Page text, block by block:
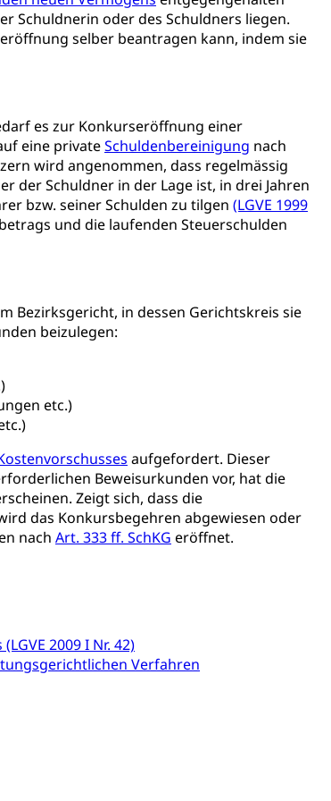
Schuldnerin oder des Schuldners liegen.
selber beantragen kann, indem sie
es zur Konkurseröffnung einer
eine privateSchuldenbereinigung nach
wird angenommen, dass regelmässig
der Schuldner in der Lage ist, in drei Jahren
bzw. seiner Schulden zu tilgen (LGVE 1999
und die laufenden Steuerschulden
Bezirksgericht, in dessen Gerichtskreis sie
beizulegen:
etc.)
aufgefordert. Dieser
Beweisurkunden vor, hat die
Zeigt sich, dass die
das Konkursbegehren abgewiesen oder
nach Art. 333 ff. SchKG eröffnet.
2009 I Nr. 42)
Verfahren
& Basisstufe
parallele Einfuhr, regionale
deDijon-Prinzip
Primärprävention,
Prävention (Polizei)
Unfallversicherung,
Existenzsicherung - Sozialhilfe
Luzern)Drogenabhängige,
erste Säule, zweite Säule, dritte Säule,
Behinderte